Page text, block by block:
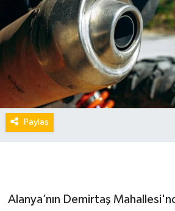
Paylaş
Alanya’nın Demirtaş